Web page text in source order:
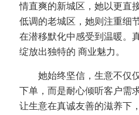
情直爽的新城区，她以更直
低调的老城区，她则注重细
在潜移默化中感受到温暖。
绽放出独特的 商业魅力。
她始终坚信，生意不仅
下单，而是耐心倾听客户需
让生意在真诚友善的滋养下